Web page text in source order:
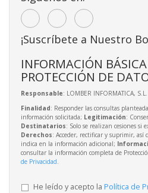
¡Suscríbete a Nuestro
INFORMACIÓN
PROTECCIÓN DE
Responsable: LOMBER INFORMATICA, S.L.
Finalidad: Responder las consultas
información solicitada; Legitimación:
Destinatarios: Solo se realizan cesiones si
Derechos: Acceder, rectificar y suprimir, así
indica en la información adicional;
consultar la información completa de
de Privacidad.
He leído y acepto la Política de